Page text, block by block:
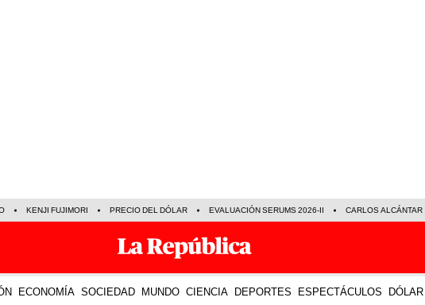
KENJI FUJIMORI PRECIO DEL DÓLAR EVALUACIÓN SERUMS 2026-II CARLOS ALCÁNTARA
ECONOMÍA SOCIEDAD MUNDO CIENCIA DEPORTES ESPECTÁCULOS DÓLAR